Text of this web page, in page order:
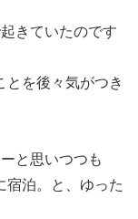
きていたのです
とを後々気がつき
と思いつつも
宿泊。と、ゆった